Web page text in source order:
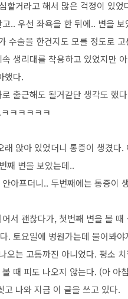
할거라고 해서 많은 걱정이 있었
.. 우선 좌욕을 한 뒤에.. 변을 보
수술을 한건지도 모를 정도로
생리대를 착용하고 있었지만
했다.
출근해도 될거같단 생각도 했
ㅋㅋㅋㅋㅋ
래 앉아 있었더니 통증이 생겼
째 변을 보았는데..
아프더니.. 두번째에는 통증이
서 괜찮다가, 첫번째 변을 볼
. 토요일에 병원가는데 물어봐야
오는 고통까진 아니었다. 평소
때 피도 나오지 않는다. (아 아
고 나와 지금 이 글을 쓰고 있다.